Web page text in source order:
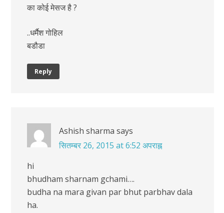
का कोई मेसज है ?
..धर्मैश गोहिल
बडौडा
Reply
Ashish sharma says
सितम्बर 26, 2015 at 6:52 अपराह्न
hi
bhudham sharnam gchami….
budha na mara givan par bhut parbhav dala
ha.